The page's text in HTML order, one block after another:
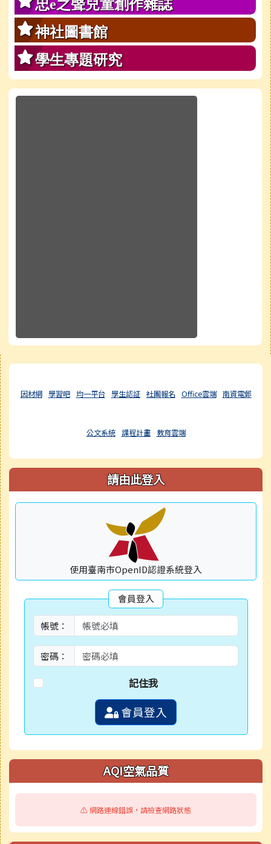
忠e之聲兒童創作雜誌
神社圖書館
學生專題研究
於彈跳視窗觀看：學校line官方好友QRcode
右邊區域內容
因材網 學習吧 均一平台 學生認証 社團報名 Office雲端 南資電郵
公文系統 課程計畫 教育雲端
請由此登入
使用臺南市OpenID認證系統登入
會員登入
帳號：
密碼：
記住我
會員登入
AQI空氣品質
⚠️ 網路連線錯誤，請檢查網路狀態